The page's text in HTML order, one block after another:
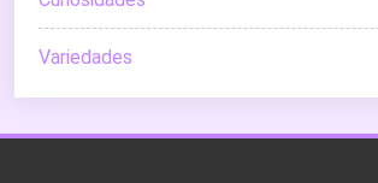
Variedades